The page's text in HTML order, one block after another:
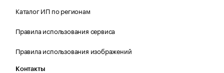
Каталог ИП по регионам
Правила использования сервиса
Правила использования изображений
Контакты